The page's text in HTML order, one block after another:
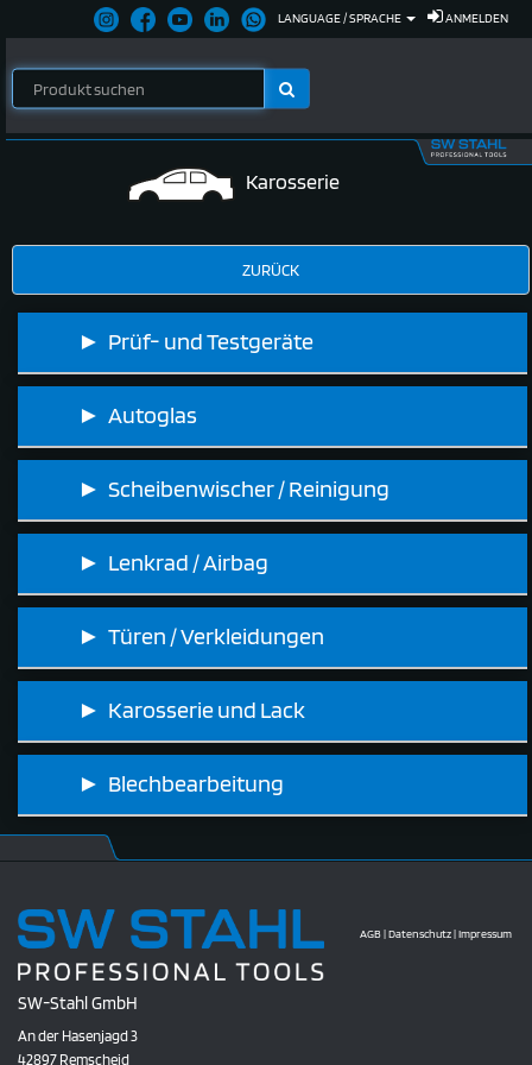
ANMELDEN
LANGUAGE / SPRACHE
Karosserie
► Prüf- und Testgeräte
► Autoglas
► Scheibenwischer / Reinigung
► Lenkrad / Airbag
► Türen / Verkleidungen
► Karosserie und Lack
► Blechbearbeitung
AGB|Datenschutz|Impressum
SW-Stahl GmbH
An der Hasenjagd 3
42897 Remscheid